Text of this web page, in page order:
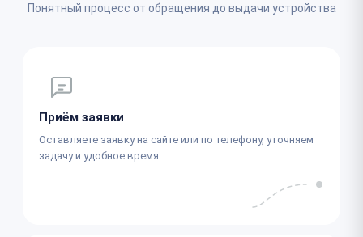
Понятный процесс от обращения до выдачи устройства
Приём заявки
Оставляете заявку на сайте или по телефону, уточняем
задачу и удобное время.